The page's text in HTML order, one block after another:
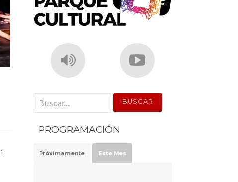
' . __('Search for:') . '
PROGRAMACIÓN
Próximamente Este Mes